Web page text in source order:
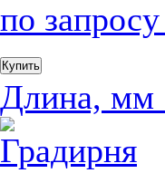
по запросу
Купить
Длина, мм